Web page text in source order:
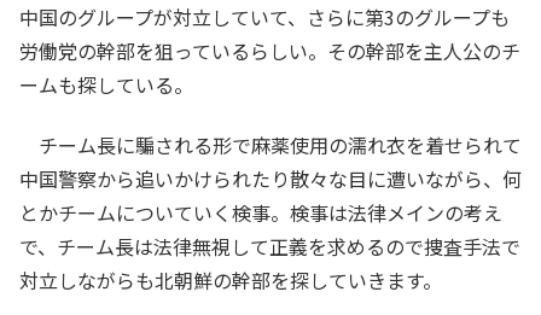
中国のグループが対立していて、さらに第3のグループも
労働党の幹部を狙っているらしい。その幹部を主人公のチ
ームも探している。
チーム長に騙される形で麻薬使用の濡れ衣を着せられて
中国警察から追いかけられたり散々な目に遭いながら、何
とかチームについていく検事。検事は法律メインの考え
で、チーム長は法律無視して正義を求めるので捜査手法で
対立しながらも北朝鮮の幹部を探していきます。